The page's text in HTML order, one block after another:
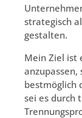
strategisch
gestalten.
Mein Ziel ist
bestmöglich
sei es durch